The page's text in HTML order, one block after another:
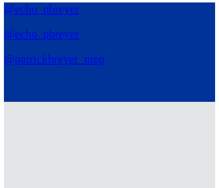
@echo_pbreyer
@echo_pbreyer
@patrickbreyer_mep